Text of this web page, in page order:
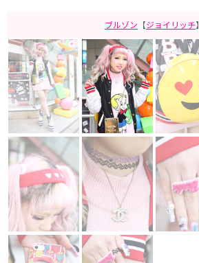
ブルゾン 【ジョイリッチ】